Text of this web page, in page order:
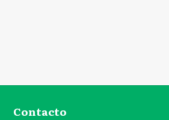
Contacto